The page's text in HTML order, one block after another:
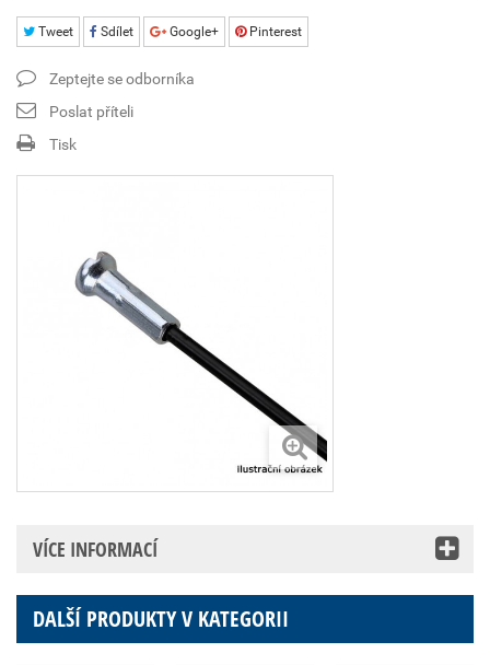
Tweet Sdílet Google+ Pinterest
Zeptejte se odborníka
Poslat příteli
Tisk
VÍCE INFORMACÍ
DALŠÍ PRODUKTY V KATEGORII